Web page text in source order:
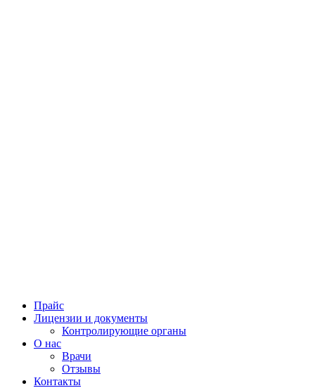
Прайс
Лицензии и документы
Контролирующие органы
О нас
Врачи
Отзывы
Контакты